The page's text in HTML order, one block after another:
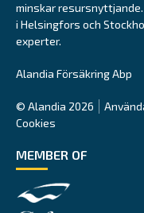
minskar
i Helsingfors och
experter.
Alandia Försäkring Abp
© Alandia 2026
Cookies
MEMBER OF